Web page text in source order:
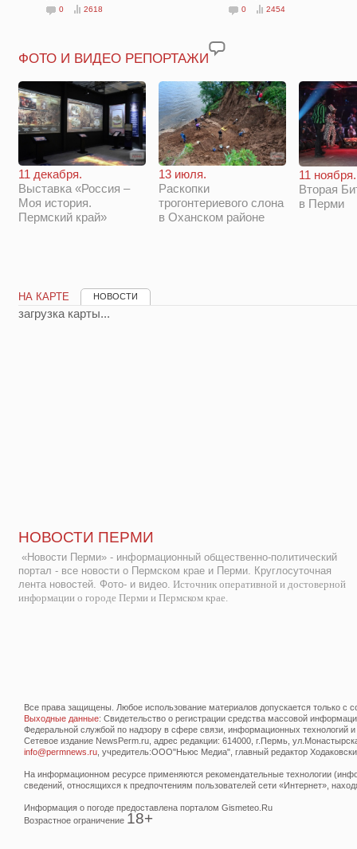
0 2618 0 2454
ФОТО И ВИДЕО РЕПОРТАЖИ
11 декабря.
Выставка «Россия –
Моя история.
Пермский край»
13 июля.
Раскопки
трогонтериевого слона
в Оханском районе
11 ноября.
Вторая
в Перми
НА КАРТЕ НОВОСТИ
загрузка карты...
НОВОСТИ ПЕРМИ
«Новости Перми» - информационный общественно-политический
портал - все новости о Пермском крае и Перми. Круглосуточная
лента новостей. Фото- и видео. Источник оперативной и достоверной
информации о городе Перми и Пермском крае.
Все права защищены. Любое использование материалов допускается только с
Выходные данные: Свидетельство о регистрации средства массовой
Федеральной службой по надзору в сфере связи, информационных технологий
Сетевое издание NewsPerm.ru, адрес редакции: 614000, г.Пермь,
info@permnews.ru , учредитель:ООО"Ньюс Медиа", главный редактор
На информационном ресурсе применяются рекомендательные технологии
сведений, относящихся к предпочтениям пользователей сети «Интернет»,
Информация о погоде предоставлена порталом Gismeteo.Ru
Возрастное ограничение 18+